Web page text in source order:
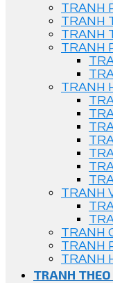
TRANH
TRANH
TRANH
TRANH
TRANH
TRANH
TRANH
TRANH
TRANH
TRANH THEO